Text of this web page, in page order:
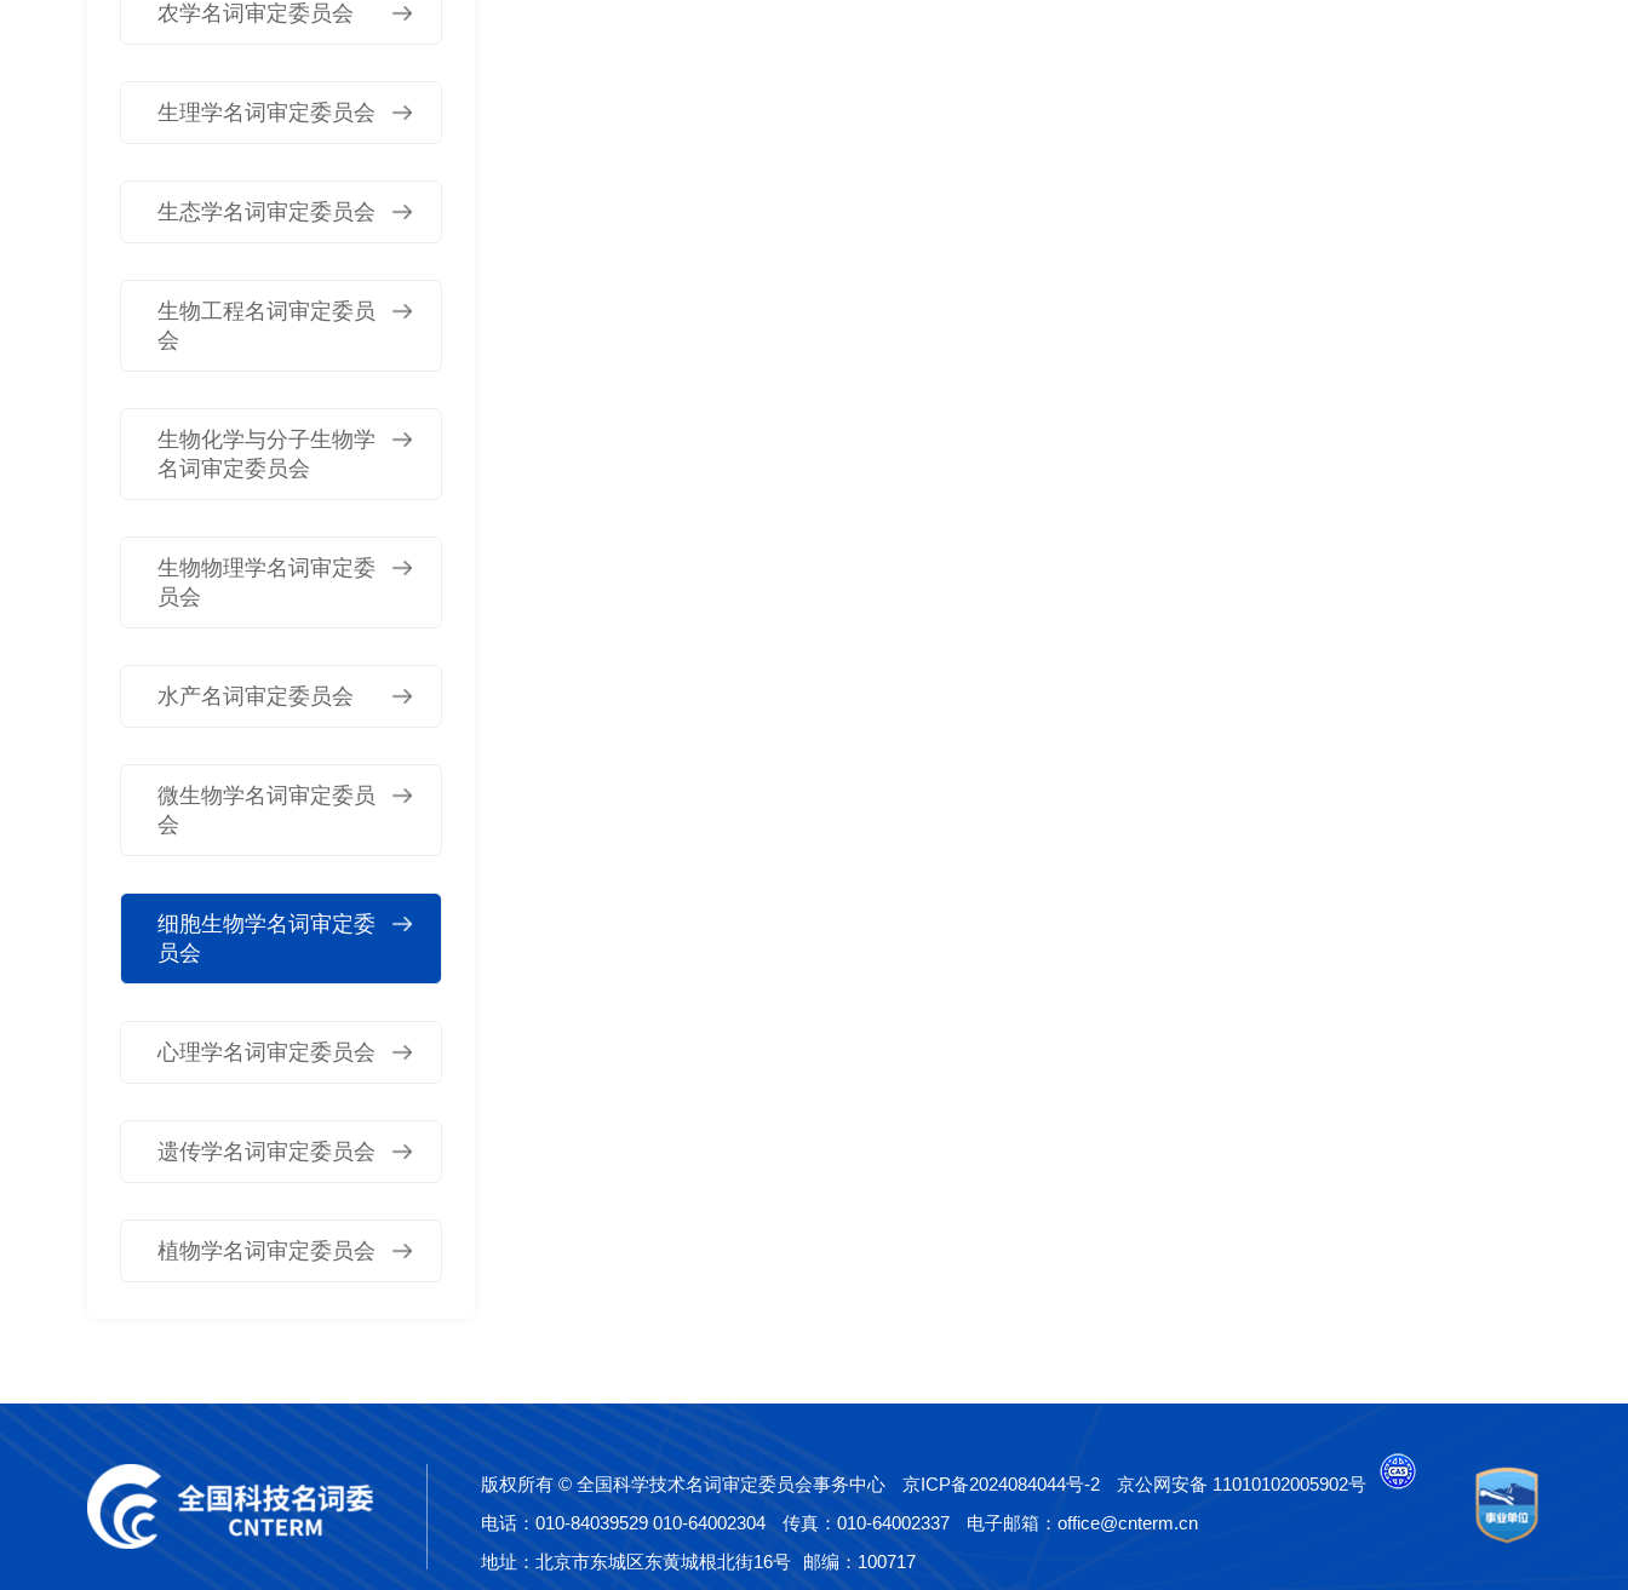
农学名词审定委员会
生理学名词审定委员会
生态学名词审定委员会
生物工程名词审定委员
会
生物化学与分子生物学
名词审定委员会
生物物理学名词审定委
员会
水产名词审定委员会
微生物学名词审定委员
会
细胞生物学名词审定委
员会
心理学名词审定委员会
遗传学名词审定委员会
植物学名词审定委员会
版权所有 © 全国科学技术名词审定委员会事务中心 京ICP备2024084044号-2
京公网安备 11010102005902号
电话：010-84039529 010-64002304
传真：010-64002337
电子邮箱：office@cnterm.cn
地址：北京市东城区东黄城根北街16号
邮编：100717